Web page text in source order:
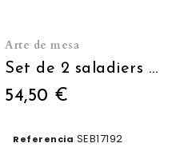
Arte de mesa
Set de 2 saladiers noir+blanc Ø 25.3cm
54,50 €
Referencia SEB17192